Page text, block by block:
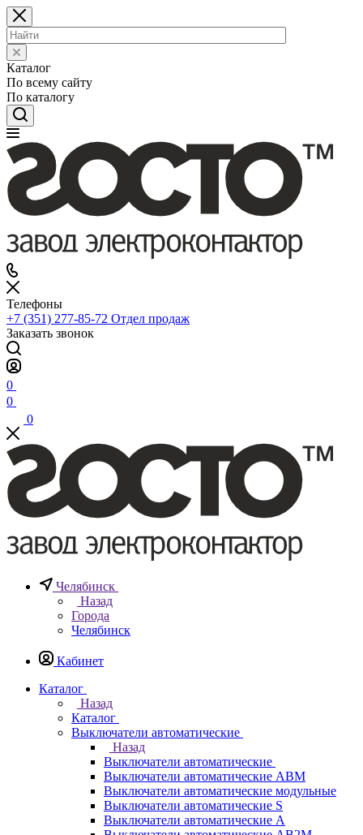
Каталог
По всему сайту
По каталогу
Телефоны
+7 (351) 277-85-72 Отдел продаж
Заказать звонок
0
0
0
Челябинск
Назад
Города
Челябинск
Кабинет
Каталог
Назад
Каталог
Выключатели автоматические
Назад
Выключатели автоматические
Выключатели автоматические АВМ
Выключатели автоматические модульные
Выключатели автоматические S
Выключатели автоматические А